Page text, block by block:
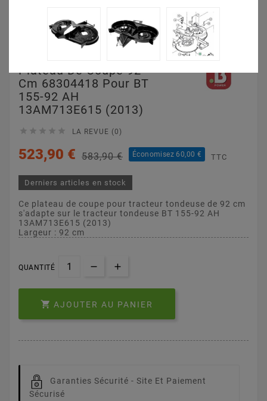
Plateau De Coupe 92
Cm 68304418 Pour BT
155-92 AH
13AM713E615 (2013)
     LA REVUE (0)
523,90 € 583,90 € Économisez 60,00 € TTC
Derniers articles en stock
Ce plateau de coupe pour tracteur tondeuse de 92 cm
s'adapte sur le tracteur tondeuse BT 155-92 AH
13AM713E615 (2013)
Largeur : 92 cm
QUANTITÉ
 AJOUTER AU PANIER
Garanties Sécurité - Site Et Paiement
Sécurisé